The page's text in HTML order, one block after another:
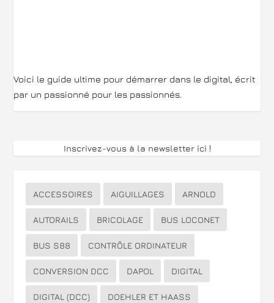
Voici le guide ultime pour démarrer dans le digital, écrit
par un passionné pour les passionnés.
Inscrivez-vous à la newsletter ici !
ACCESSOIRES AIGUILLAGES ARNOLD
AUTORAILS BRICOLAGE BUS LOCONET
BUS S88 CONTRÔLE ORDINATEUR
CONVERSION DCC DAPOL DIGITAL
DIGITAL (DCC) DOEHLER ET HAASS